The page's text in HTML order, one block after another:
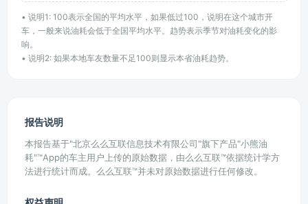
• 说明1: 100表示全国的平均水平，如果低过100，说明在这个城市开
车，一般来说油耗会低于全国平均水平。趋势表示季节对油耗变化的影
响。
• 说明2: 如果本地车友数量不足100则显示本省油耗趋势。
报告说明
本报告基于"北京么么互联信息技术有限公司"旗下产品"小熊油
耗"™App的车主用户上传的原始数据，由么么互联™依据统计学方
法进行统计而成。么么互联™并未对原始数据进行任何修改。